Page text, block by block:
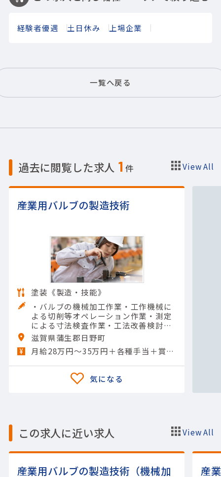
経験者優遇 土日休み 上場企業
一覧へ戻る
過去に閲覧した求人 1 件 View All
産業用バルブの製造技術
塗装《製造・技能》
・バルブの機械加工作業・工作機械に
よる切削等オペレーション作業・測定
による寸法検査作業・工法改善検討
【担当製品】(機械)その他機械【使用
ツール】他 一般工具; NC工作機械; そ
の他
滋賀県蒲生郡日野町
月給28万円～35万円＋各種手当＋賞与年2回
この求人に近い求人 View All
産業用バルブの製造技術（機械加
産